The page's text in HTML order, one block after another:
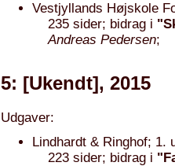
Vestjyllands Højskole
235 sider; bidrag i
Andreas Pedersen;
5: [Ukendt], 2015
Udgaver:
Lindhardt & Ringhof; 1.
223 sider; bidrag i